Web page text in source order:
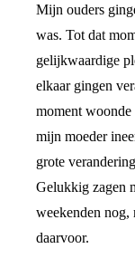
Mijn ouders
was. Tot dat
gelijkwaardige
elkaar gingen
moment
mijn moeder
grote
Gelukkig zagen
weekenden nog,
daarvoor.